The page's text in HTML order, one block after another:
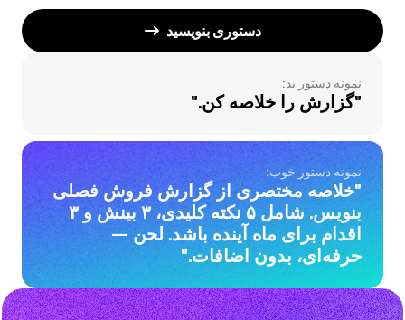
دستوری بنویسید
نمونه دستور بد:
"گزارش را خلاصه کن."
نمونه دستور خوب:
"خلاصه مختصری از گزارش فروش فصلی
بنویس. شامل ۵ نکته کلیدی، ۳ بینش و ۳
اقدام برای ماه آینده باشد. لحن —
حرفه‌ای، بدون اضافات."